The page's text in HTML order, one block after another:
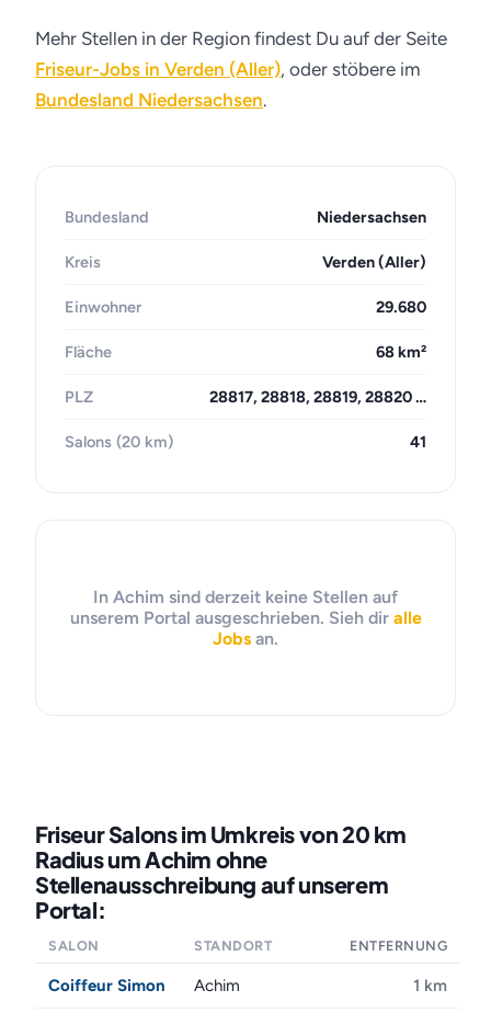
Mehr Stellen in der Region findest Du auf der Seite
Friseur-Jobs in Verden (Aller), oder stöbere im
Bundesland Niedersachsen.
Bundesland Niedersachsen
Kreis Verden (Aller)
Einwohner 29.680
Fläche 68 km²
PLZ 28817, 28818, 28819, 28820 …
Salons (20 km) 41
In Achim sind derzeit keine Stellen auf
unserem Portal ausgeschrieben. Sieh dir alle
Jobs an.
Friseur Salons im Umkreis von 20 km
Radius um Achim ohne
Stellenausschreibung auf unserem
Portal:
SALON STANDORT ENTFERNUNG
Coiffeur Simon Achim 1 km